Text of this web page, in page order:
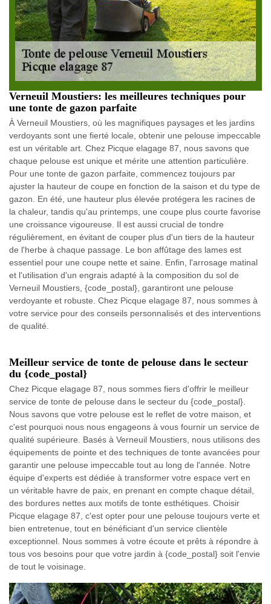
Verneuil Moustiers: les meilleures techniques pour
une tonte de gazon parfaite
À Verneuil Moustiers, où les magnifiques paysages et les jardins
verdoyants sont une fierté locale, obtenir une pelouse impeccable
est un véritable art. Chez Picque elagage 87, nous savons que
chaque pelouse est unique et mérite une attention particulière.
Pour une tonte de gazon parfaite, commencez toujours par
ajuster la hauteur de coupe en fonction de la saison et du type de
gazon. En été, une hauteur plus élevée protégera les racines de
la chaleur, tandis qu'au printemps, une coupe plus courte favorise
une croissance vigoureuse. Il est aussi crucial de tondre
régulièrement, en évitant de couper plus d'un tiers de la hauteur
de l'herbe à chaque passage. Le bon affûtage des lames est
essentiel pour une coupe nette et saine. Enfin, l'arrosage matinal
et l'utilisation d'un engrais adapté à la composition du sol de
Verneuil Moustiers, {code_postal}, garantiront une pelouse
verdoyante et robuste. Chez Picque elagage 87, nous sommes à
votre service pour des conseils personnalisés et des interventions
de qualité.
Meilleur service de tonte de pelouse dans le secteur
du {code_postal}
Chez Picque elagage 87, nous sommes fiers d'offrir le meilleur
service de tonte de pelouse dans le secteur du {code_postal}.
Nous savons que votre pelouse est le reflet de votre maison, et
c'est pourquoi nous nous engageons à vous fournir un service de
qualité supérieure. Basés à Verneuil Moustiers, nous utilisons des
équipements de pointe et des techniques de tonte avancées pour
garantir une pelouse impeccable tout au long de l'année. Notre
équipe d'experts est dédiée à transformer votre espace vert en
un véritable havre de paix, en prenant en compte chaque détail,
des bordures nettes aux motifs de tonte esthétiques. Choisir
Picque elagage 87, c'est opter pour une pelouse toujours verte et
bien entretenue, tout en bénéficiant d'un service clientèle
exceptionnel. Nous sommes à votre écoute et prêts à répondre à
tous vos besoins pour que votre jardin à {code_postal} soit l'envie
de tout le voisinage.